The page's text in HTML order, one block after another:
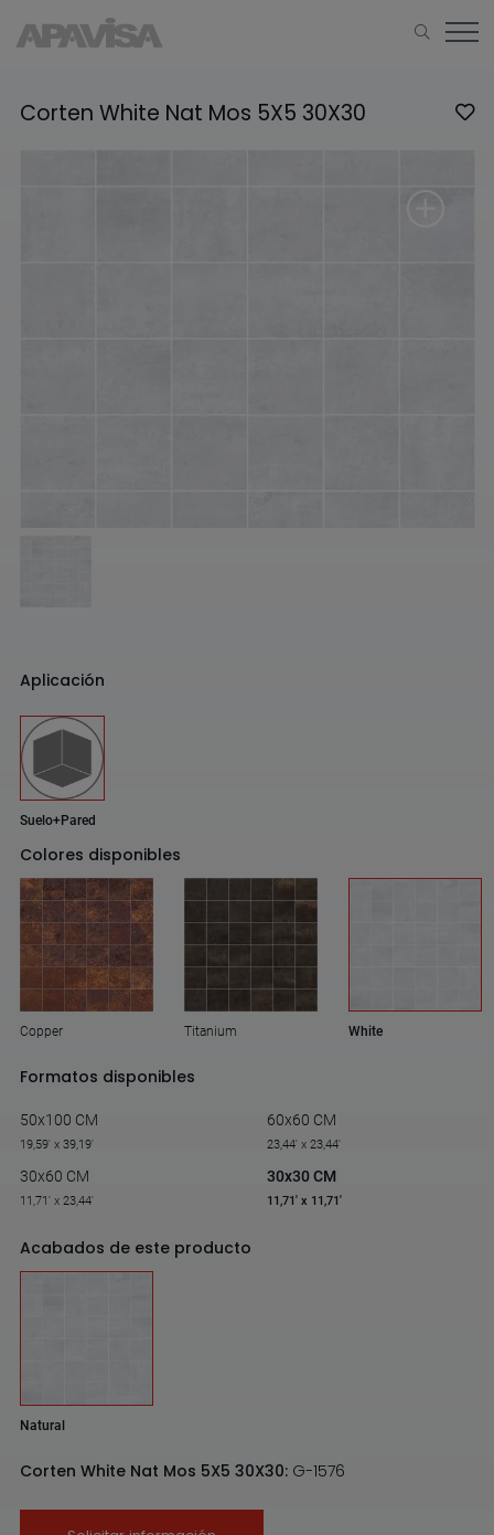
Corten White Nat Mos 5X5 30X30
Aplicación
Suelo+Pared
Colores disponibles
Copper Titanium White
Formatos disponibles
50x100 CM
19,59' x 39,19'
60x60 CM
23,44' x 23,44'
30x60 CM
11,71' x 23,44'
30x30 CM
11,71' x 11,71'
Acabados de este producto
Natural
Corten White Nat Mos 5X5 30X30: G-1576